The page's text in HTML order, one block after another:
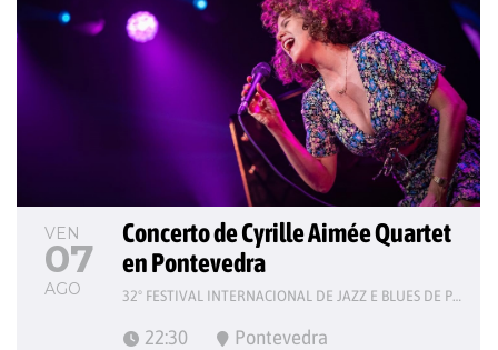
VEN
07
AGO
Concerto de Cyrille Aimée Quartet
en Pontevedra
32º FESTIVAL INTERNACIONAL DE JAZZ E BLUES DE PONTEVEDRA
22:30 Pontevedra